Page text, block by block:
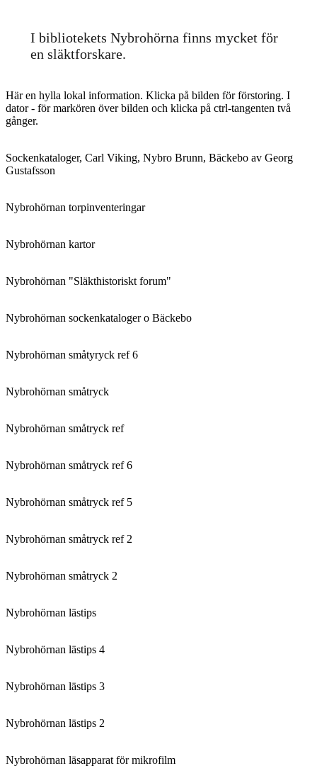
I bibliotekets Nybrohörna finns mycket för
en släktforskare.
Här en hylla lokal information. Klicka på bilden för förstoring. I
dator - för markören över bilden och klicka på ctrl-tangenten två
gånger.
Sockenkataloger, Carl Viking, Nybro Brunn, Bäckebo av Georg
Gustafsson
Nybrohörnan torpinventeringar
Nybrohörnan kartor
Nybrohörnan "Släkthistoriskt forum"
Nybrohörnan sockenkataloger o Bäckebo
Nybrohörnan småtyryck ref 6
Nybrohörnan småtryck
Nybrohörnan småtryck ref
Nybrohörnan småtryck ref 6
Nybrohörnan småtryck ref 5
Nybrohörnan småtryck ref 2
Nybrohörnan småtryck 2
Nybrohörnan lästips
Nybrohörnan lästips 4
Nybrohörnan lästips 3
Nybrohörnan lästips 2
Nybrohörnan läsapparat för mikrofilm